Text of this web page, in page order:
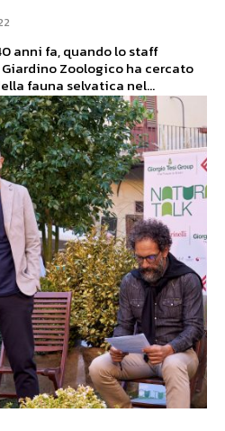
anni fa, quando lo staff
Giardino Zoologico ha cercato
fauna selvatica nel...